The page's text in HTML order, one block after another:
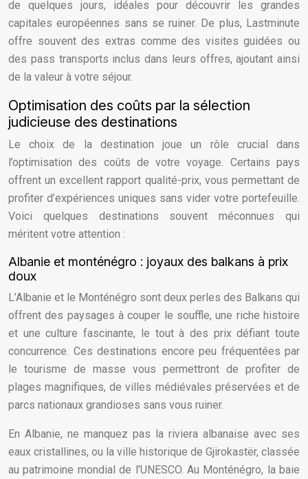
de quelques jours, idéales pour découvrir les grandes
capitales européennes sans se ruiner. De plus, Lastminute
offre souvent des extras comme des visites guidées ou
des pass transports inclus dans leurs offres, ajoutant ainsi
de la valeur à votre séjour.
Optimisation des coûts par la sélection
judicieuse des destinations
Le choix de la destination joue un rôle crucial dans
l’optimisation des coûts de votre voyage. Certains pays
offrent un excellent rapport qualité-prix, vous permettant de
profiter d’expériences uniques sans vider votre portefeuille.
Voici quelques destinations souvent méconnues qui
méritent votre attention :
Albanie et monténégro : joyaux des balkans à prix
doux
L’Albanie et le Monténégro sont deux perles des Balkans qui
offrent des paysages à couper le souffle, une riche histoire
et une culture fascinante, le tout à des prix défiant toute
concurrence. Ces destinations encore peu fréquentées par
le tourisme de masse vous permettront de profiter de
plages magnifiques, de villes médiévales préservées et de
parcs nationaux grandioses sans vous ruiner.
En Albanie, ne manquez pas la riviera albanaise avec ses
eaux cristallines, ou la ville historique de Gjirokastër, classée
au patrimoine mondial de l’UNESCO. Au Monténégro, la baie